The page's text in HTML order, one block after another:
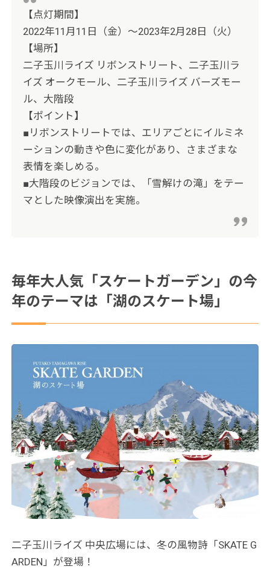
【点灯期間】
2022年11月11日（金）～2023年2月28日（火）
【場所】
二子玉川ライズ リボンストリート、二子玉川ラ
イズ オークモール、二子玉川ライズ バーズモー
ル、大階段
【ポイント】
■リボンストリートでは、エリアごとにイルミネ
ーションの動きや色に変化があり、さまざまな
表情を楽しめる。
■大階段のビジョンでは、「雪解けの滝」をテー
マとした映像演出を実施。
毎年大人気「スケートガーデン」の今
年のテーマは「湖のスケート場」
二子玉川ライズ 中央広場には、冬の風物詩「SKATE G
ARDEN」が登場！